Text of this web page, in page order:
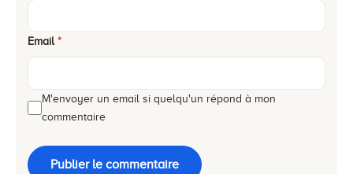
Email *
M'envoyer un email si quelqu'un répond à mon
commentaire
Publier le commentaire